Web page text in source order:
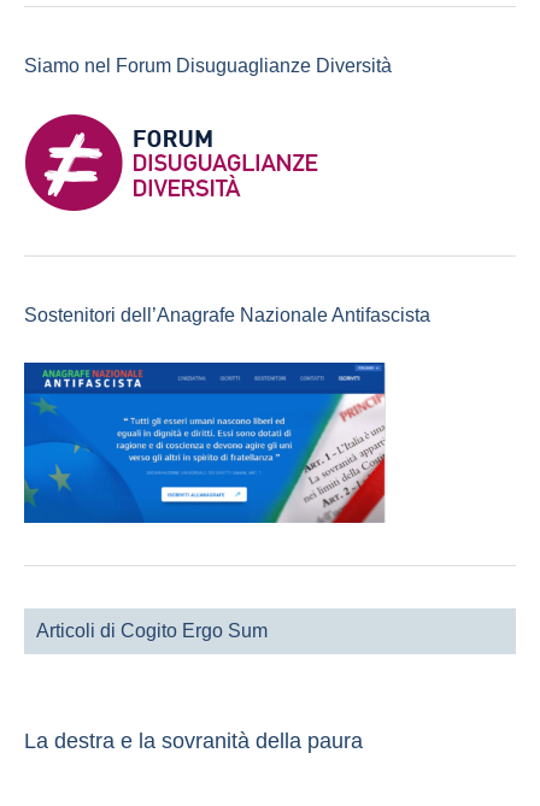
Siamo nel Forum Disuguaglianze Diversità
Sostenitori dell’Anagrafe Nazionale Antifascista
Articoli di Cogito Ergo Sum
La destra e la sovranità della paura